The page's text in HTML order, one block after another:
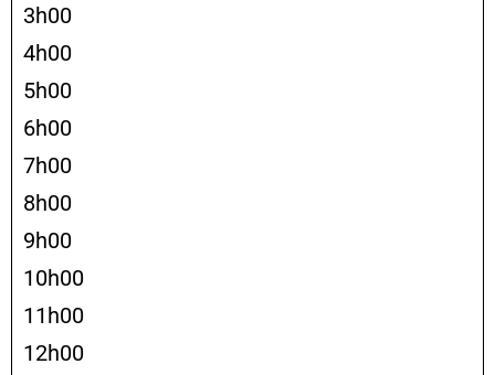
3h00
4h00
5h00
6h00
7h00
8h00
9h00
10h00
11h00
12h00